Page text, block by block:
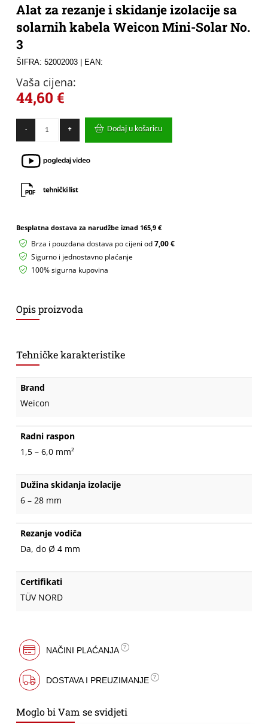
Alat za rezanje i skidanje izolacije sa
solarnih kabela Weicon Mini-Solar No.
3
ŠIFRA: 52002003| EAN:
Vaša cijena:
44,60 €
-
rezanje
i
skidanje
solarnih
No.
3
+ Dodaj u košaricu
Besplatna dostava za narudžbe iznad 165,9 €
Brza i pouzdana dostava po cijeni od7,00 €
Sigurno i jednostavno plaćanje
100% sigurna kupovina
Opis proizvoda
Tehničke karakteristike
Brand
Weicon
Radni raspon
1,5 – 6,0 mm²
Dužina skidanja izolacije
6 – 28 mm
Rezanje vodiča
Da, do Ø 4 mm
Certifikati
TÜV NORD
NAČINI PLAĆANJA
DOSTAVA I PREUZIMANJE
Moglo bi Vam se svidjeti